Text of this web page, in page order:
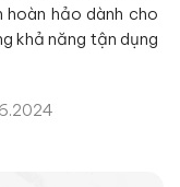
hoàn hảo dành cho
khả năng tận dụng